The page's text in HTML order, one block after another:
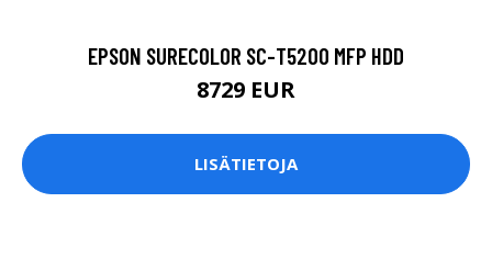
EPSON SURECOLOR SC-T5200 MFP HDD
8729 EUR
LISÄTIETOJA